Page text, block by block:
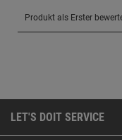
LET'S DOIT SERVICE